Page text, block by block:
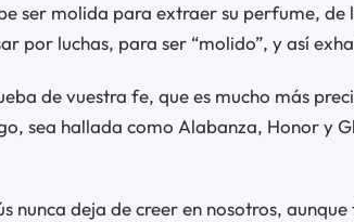
ser molida para extraer su perfume, de
por luchas, para ser “molido”, y así
de vuestra fe, que es mucho más
sea hallada como Alabanza, Honor y
nunca deja de creer en nosotros,